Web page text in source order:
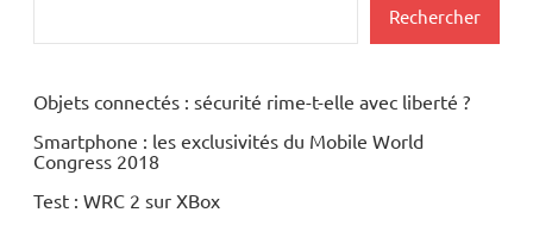
Rechercher
Objets connectés : sécurité rime-t-elle avec liberté ?
Smartphone : les exclusivités du Mobile World
Congress 2018
Test : WRC 2 sur XBox